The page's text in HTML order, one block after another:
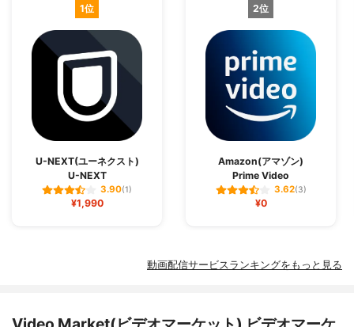
1位
U-NEXT(ユーネクスト)
U-NEXT
3.90(1)
¥1,990
2位
Amazon(アマゾン)
Prime Video
3.62(3)
¥0
動画配信サービスランキングをもっと見る